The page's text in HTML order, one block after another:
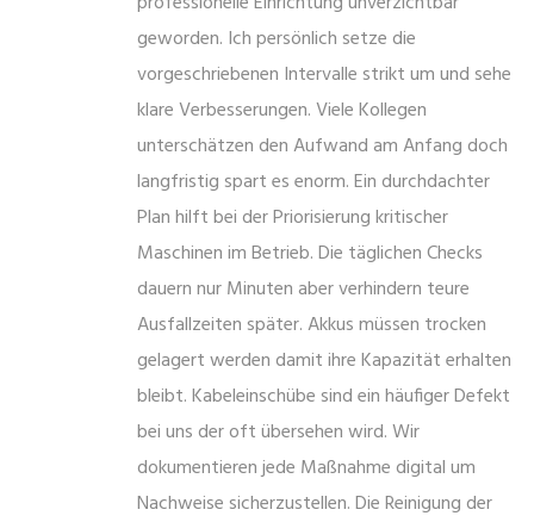
geworden. Ich persönlich setze die
vorgeschriebenen Intervalle strikt um und sehe
klare Verbesserungen. Viele Kollegen
unterschätzen den Aufwand am Anfang doch
langfristig spart es enorm. Ein durchdachter
Plan hilft bei der Priorisierung kritischer
Maschinen im Betrieb. Die täglichen Checks
dauern nur Minuten aber verhindern teure
Ausfallzeiten später. Akkus müssen trocken
gelagert werden damit ihre Kapazität erhalten
bleibt. Kabeleinschübe sind ein häufiger Defekt
bei uns der oft übersehen wird. Wir
dokumentieren jede Maßnahme digital um
Nachweise sicherzustellen. Die Reinigung der